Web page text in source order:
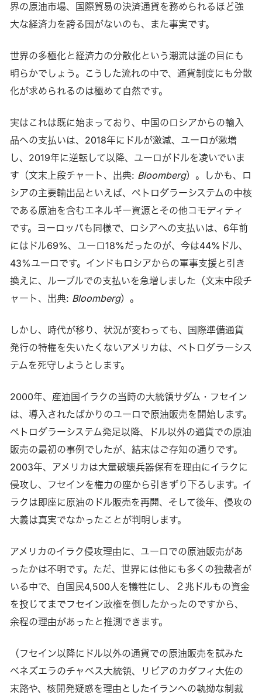
界の原油市場、国際貿易の決済通貨を務められるほど強
大な経済力を誇る国がないのも、また事実です。
世界の多極化と経済力の分散化という潮流は誰の目にも
明らかでしょう。こうした流れの中で、通貨制度にも分散
化が求められるのは極めて自然です。
実はこれは既に始まっており、中国のロシアからの輸入
品への支払いは、2018年にドルが激減、ユーロが激増
し、2019年に逆転して以降、ユーロがドルを凌いでいま
す（文末上段チャート、出典: Bloomberg）。しかも、ロ
シアの主要輸出品といえば、ペトロダラーシステムの中核
である原油を含むエネルギー資源とその他コモディティ
です。ヨーロッパも同様で、ロシアへの支払いは、6年前
にはドル69%、ユーロ18%だったのが、今は44%ドル、
43%ユーロです。インドもロシアからの軍事支援と引き
換えに、ルーブルでの支払いを急増しました（文末中段チ
ャート、出典: Bloomberg）。
しかし、時代が移り、状況が変わっても、国際準備通貨
発行の特権を失いたくないアメリカは、ペトロダラーシス
テムを死守しようとします。
2000年、産油国イラクの当時の大統領サダム・フセイン
は、導入されたばかりのユーロで原油販売を開始します。
ペトロダラーシステム発足以降、ドル以外の通貨での原油
販売の最初の事例でしたが、結末はご存知の通りです。
2003年、アメリカは大量破壊兵器保有を理由にイラクに
侵攻し、フセインを権力の座から引きずり下ろします。イ
ラクは即座に原油のドル販売を再開、そして後年、侵攻の
大義は真実でなかったことが判明します。
アメリカのイラク侵攻理由に、ユーロでの原油販売があ
ったかは不明です。ただ、世界には他にも多くの独裁者が
いる中で、自国民4,500人を犠牲にし、２兆ドルもの資金
を投じてまでフセイン政権を倒したかったのですから、
余程の理由があったと推測できます。
（フセイン以降にドル以外の通貨での原油販売を試みた
ベネズエラのチャベス大統領、リビアのカダフィ大佐の
末路や、核開発疑惑を理由としたイランへの執拗な制裁